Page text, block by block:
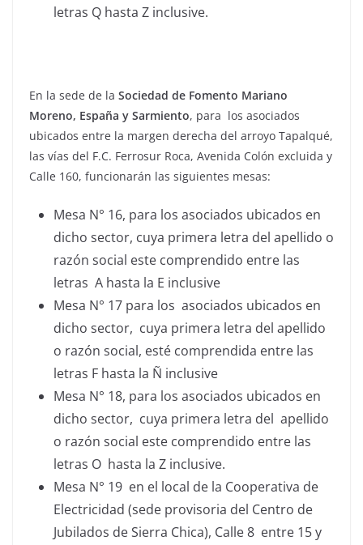
letras Q hasta Z inclusive.
En la sede de la Sociedad de Fomento Mariano
Moreno, España y Sarmiento, para los asociados
ubicados entre la margen derecha del arroyo Tapalqué,
las vías del F.C. Ferrosur Roca, Avenida Colón excluida y
Calle 160, funcionarán las siguientes mesas:
Mesa N° 16, para los asociados ubicados en
dicho sector, cuya primera letra del apellido o
razón social este comprendido entre las
letras A hasta la E inclusive
Mesa N° 17 para los asociados ubicados en
dicho sector, cuya primera letra del apellido
o razón social, esté comprendida entre las
letras F hasta la Ñ inclusive
Mesa N° 18, para los asociados ubicados en
dicho sector, cuya primera letra del apellido
o razón social este comprendido entre las
letras O hasta la Z inclusive.
Mesa N° 19 en el local de la Cooperativa de
Electricidad (sede provisoria del Centro de
Jubilados de Sierra Chica), Calle 8 entre 15 y